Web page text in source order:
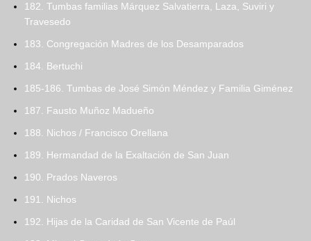
182. Tumbas familias Márquez Salvatierra, Laza, Suviri y
Travesedo
183. Congregación Madres de los Desamparados
184. Bertuchi
185-186. Tumbas de José Simón Méndez y Familia Giménez
187. Fausto Muñoz Madueño
188. Nichos / Francisco Orellana
189. Hermandad de la Exaltación de San Juan
190. Prados Naveros
191. Nichos
192. Hijas de la Caridad de San Vicente de Paúl